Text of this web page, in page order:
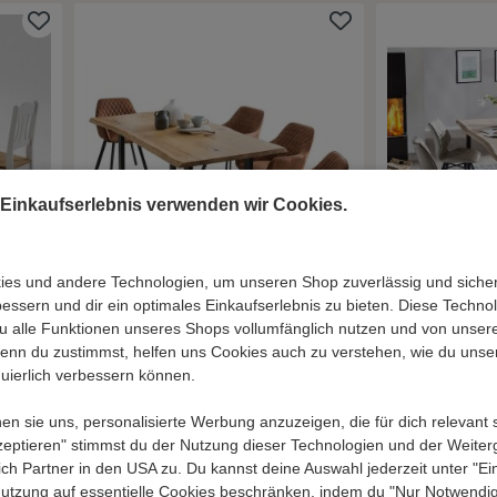
verwenden wir Cookies.
und andere Technologien, um unseren Shop zuverlässig und
und dir ein optimales Einkaufserlebnis zu bieten. Diese
alle Funktionen unseres Shops vollumfänglich nutzen und von
du zustimmst, helfen uns Cookies auch zu verstehen, wie du
verbessern können.
sie uns, personalisierte Werbung anzuzeigen, die für dich relevant
stimmst du der Nutzung dieser Technologien und der
Partner in den USA zu. Du kannst deine Auswahl jederzeit unter
auf essentielle Cookies beschränken, indem du "Nur
€
Versand
in
1.469,00 €
inkl. Versand
Baumkanten Sitzgruppe Elsaro
(fünfteilig)
Beige